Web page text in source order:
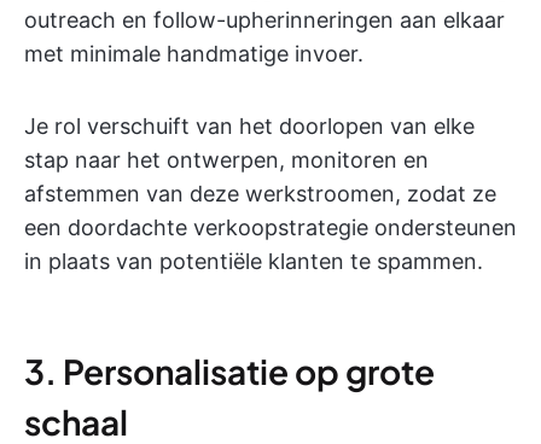
outreach en follow-upherinneringen aan elkaar
met minimale handmatige invoer.
Je rol verschuift van het doorlopen van elke
stap naar het ontwerpen, monitoren en
afstemmen van deze werkstroomen, zodat ze
een doordachte verkoopstrategie ondersteunen
in plaats van potentiële klanten te spammen.
3. Personalisatie op grote
schaal